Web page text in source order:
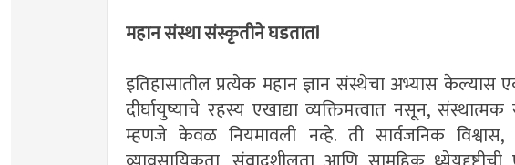
महान संस्था संस्कृतीने घडतात!
इतिहासातील प्रत्येक महान ज्ञान संस्थेचा अभ्यास केल्यास
दीर्घायुष्याचे रहस्य एखाद्या व्यक्तिमत्त्वात नसून,
म्हणजे केवळ नियमावली नव्हे. ती सार्वजनिक विश्वास,